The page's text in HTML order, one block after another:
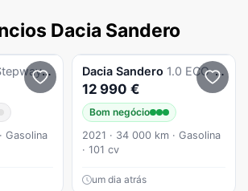
Dacia Sandero
TCe 90 CVT Comfort
Gasolina
Dacia Sandero 1.0 ECO-G Stepway Bi-Fuel
12 990 €
Bom negócio
2021 · 34 000 km · Gasolina
· 101 cv
um dia atrás